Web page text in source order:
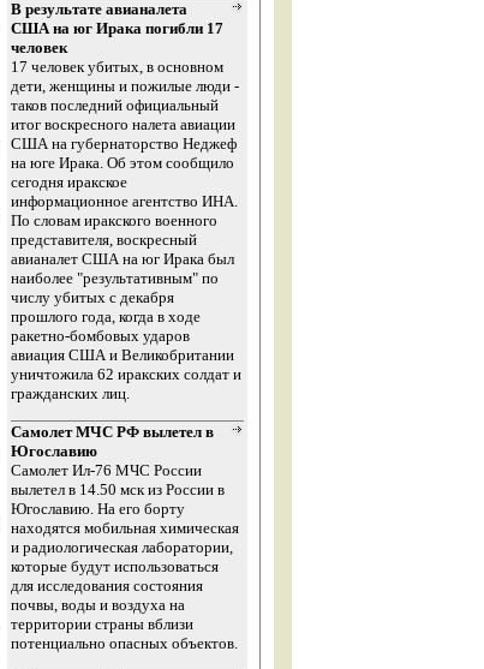
В результате авианалета
США на юг Ирака погибли 17
человек
17 человек убитых, в основном
дети, женщины и пожилые люди -
таков последний официальный
итог воскресного налета авиации
США на губернаторство Неджеф
на юге Ирака. Об этом сообщило
сегодня иракское
информационное агентство ИНА.
По словам иракского военного
представителя, воскресный
авианалет США на юг Ирака был
наиболее "результативным" по
числу убитых с декабря
прошлого года, когда в ходе
ракетно-бомбовых ударов
авиация США и Великобритании
уничтожила 62 иракских солдат и
гражданских лиц.
Самолет МЧС РФ вылетел в
Югославию
Самолет Ил-76 МЧС России
вылетел в 14.50 мск из России в
Югославию. На его борту
находятся мобильная химическая
и радиологическая лаборатории,
которые будут использоваться
для исследования состояния
почвы, воды и воздуха на
территории страны вблизи
потенциально опасных объектов.